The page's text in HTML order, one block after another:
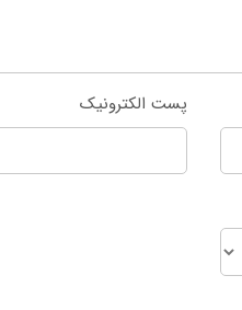
پست الکترونیک